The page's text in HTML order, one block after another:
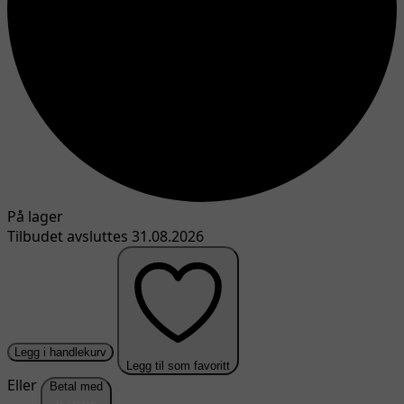
På lager
Tilbudet avsluttes 31.08.2026
Legg i handlekurv
Legg til som favoritt
Eller Betal med